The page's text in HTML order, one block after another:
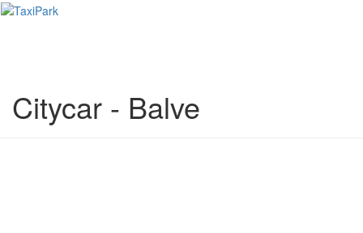
Citycar - Balve